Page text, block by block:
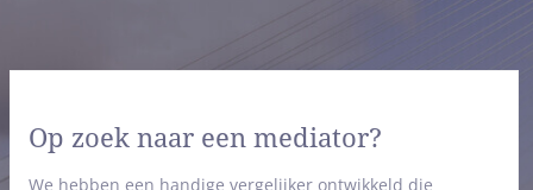
Op zoek naar een mediator?
We hebben een handige vergelijker ontwikkeld die